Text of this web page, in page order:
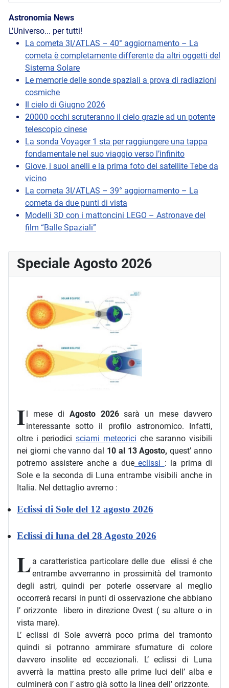
Astronomia News
L'Universo... per tutti!
La cometa 3I/ATLAS – 40° aggiornamento – La
cometa è completamente differente da altri oggetti del
Sistema Solare
Le memorie delle sonde spaziali a prova di radiazioni
cosmiche
Il cielo di Giugno 2026
20000 occhi scruteranno il cielo grazie ad un potente
telescopio cinese
La sonda Voyager 1 sta per raggiungere una tappa
fondamentale nel suo viaggio verso l’infinito
Giove, i suoi anelli e la prima foto del satellite Tebe da
vicino
La cometa 3I/ATLAS – 39° aggiornamento – La
cometa da due punti di vista
Modelli 3D con i mattoncini LEGO – Astronave del
film “Balle Spaziali”
Speciale Agosto 2026
Il mese di Agosto 2026sarà un mese davvero
interessante sotto il profilo astronomico. Infatti,
oltre i periodicisciami meteorici che saranno visibili
nei giorni che vanno dal 10 al 13 Agosto, quest’ anno
potremo assistere anche a dueeclissi : la prima di
Sole e la seconda di Luna entrambe visibili anche in
Italia. Nel dettaglio avremo :
Eclissi di Sole del 12 agosto 2026
Eclissi di luna del 28 Agosto 2026
L a caratteristica particolare delle due elissi é che
entrambe avverranno in prossimità del tramonto
degli astri, quindi per poterle osservare al meglio
occorrerà recarsi in punti di osservazione che abbiano
l’ orizzonte libero in direzione Ovest ( su alture o in
vista mare).
L’ eclissi di Sole avverrà poco prima del tramonto
quindi si potranno ammirare sfumature di colore
davvero insolite ed eccezionali. L’ eclissi di Luna
avverrà la mattina presto alle prime luci dell’ alba e
culminerà con l’ astro già sotto la linea dell’ orizzonte.